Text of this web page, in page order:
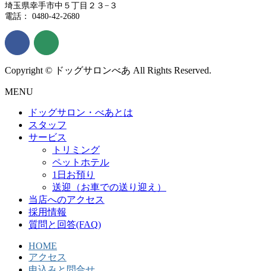
埼玉県幸手市中５丁目２３−３
電話： 0480-42-2680
Copyright © ドッグサロンべあ All Rights Reserved.
MENU
ドッグサロン・べあとは
スタッフ
サービス
トリミング
ペットホテル
1日お預り
送迎（お車での送り迎え）
当店へのアクセス
採用情報
質問と回答(FAQ)
HOME
アクセス